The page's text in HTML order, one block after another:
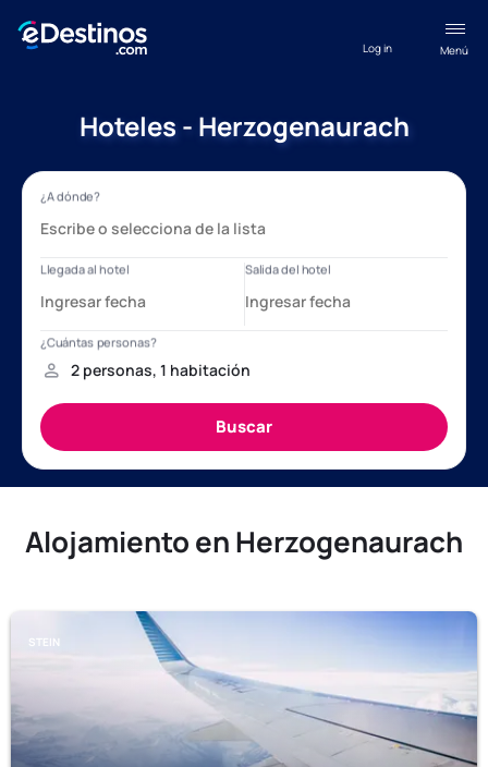
Menú
Log in
Hoteles - Herzogenaurach
Alojamiento en Herzogenaurach
STEIN